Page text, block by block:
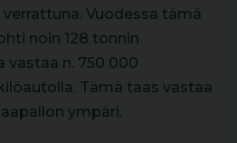
Vuodessa tämä
noin 128 tonnin
vastaa n. 750 000
Tämä taas vastaa
ympäri.